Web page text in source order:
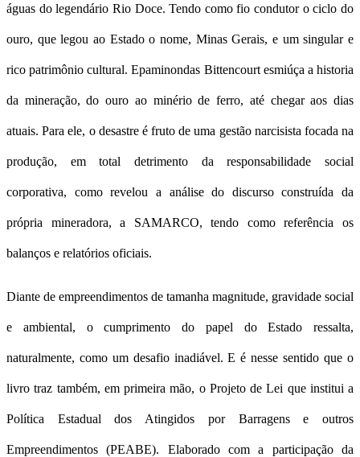
águas do legendário Rio Doce. Tendo como fio condutor o ciclo do
ouro, que legou ao Estado o nome, Minas Gerais, e um singular e
rico patrimônio cultural. Epaminondas Bittencourt esmiúça a historia
da mineração, do ouro ao minério de ferro, até chegar aos dias
atuais. Para ele, o desastre é fruto de uma gestão narcisista focada na
produção, em total detrimento da responsabilidade social
corporativa, como revelou a análise do discurso construída da
própria mineradora, a SAMARCO, tendo como referência os
balanços e relatórios oficiais.
Diante de empreendimentos de tamanha magnitude, gravidade social
e ambiental, o cumprimento do papel do Estado ressalta,
naturalmente, como um desafio inadiável. E é nesse sentido que o
livro traz também, em primeira mão, o Projeto de Lei que institui a
Política Estadual dos Atingidos por Barragens e outros
Empreendimentos (PEABE). Elaborado com a participação da